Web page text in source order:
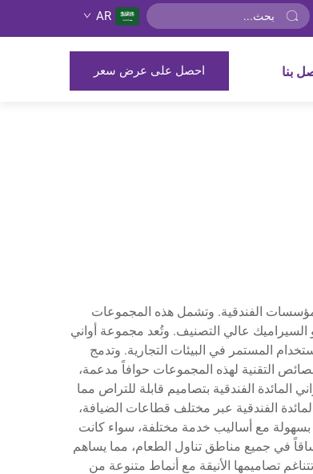
AR
بنا احصل على عرض سعر
الفندقية. وتشمل هذه المجموعات
السيراميك عالي التصنيف. وتُعد مجموعة أواني
المستمر في البيئات التجارية. وتدمج
التقنية لهذه المجموعات حوافاً مدعمة،
الفندقية بتصاميم قابلة للتراص مما
الفندقية عبر مختلف قطاعات الضيافة،
بسهولة مع أساليب خدمة مختلفة، سواء كانت
في جميع مناطق تناول الطعام، مما يساهم
تصاميمها الأنيقة مع أنماط متنوعة من